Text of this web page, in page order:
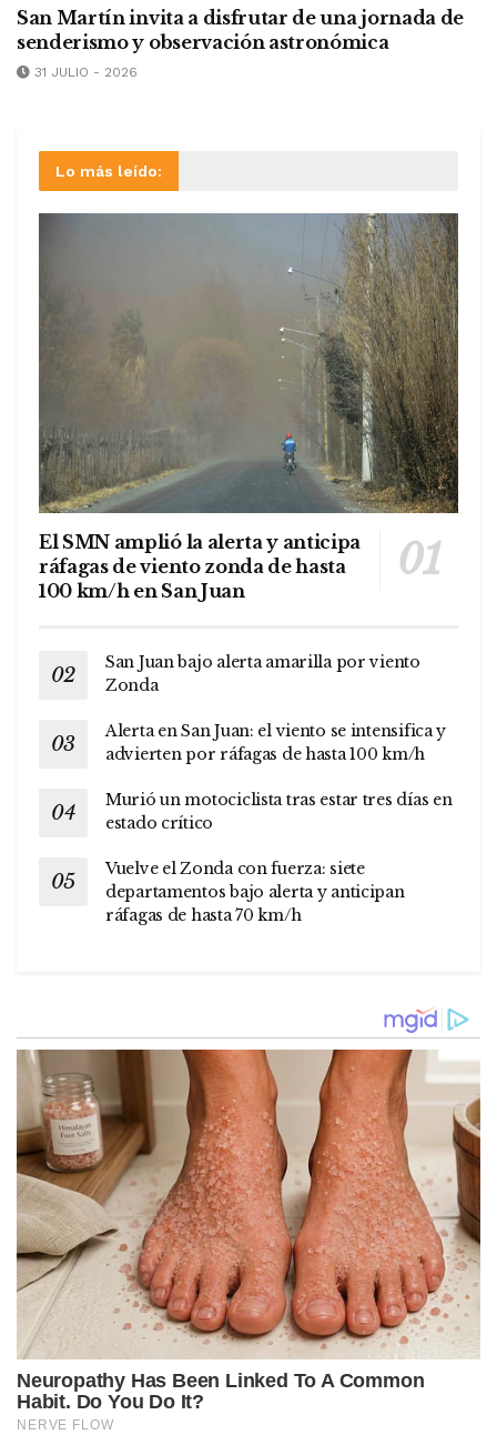
San Martín invita a disfrutar de una jornada de
senderismo y observación astronómica
31 JULIO - 2026
Lo más leído:
El SMN amplió la alerta y anticipa
ráfagas de viento zonda de hasta
100 km/h en San Juan
San Juan bajo alerta amarilla por viento
Zonda
Alerta en San Juan: el viento se intensifica y
advierten por ráfagas de hasta 100 km/h
Murió un motociclista tras estar tres días en
estado crítico
Vuelve el Zonda con fuerza: siete
departamentos bajo alerta y anticipan
ráfagas de hasta 70 km/h